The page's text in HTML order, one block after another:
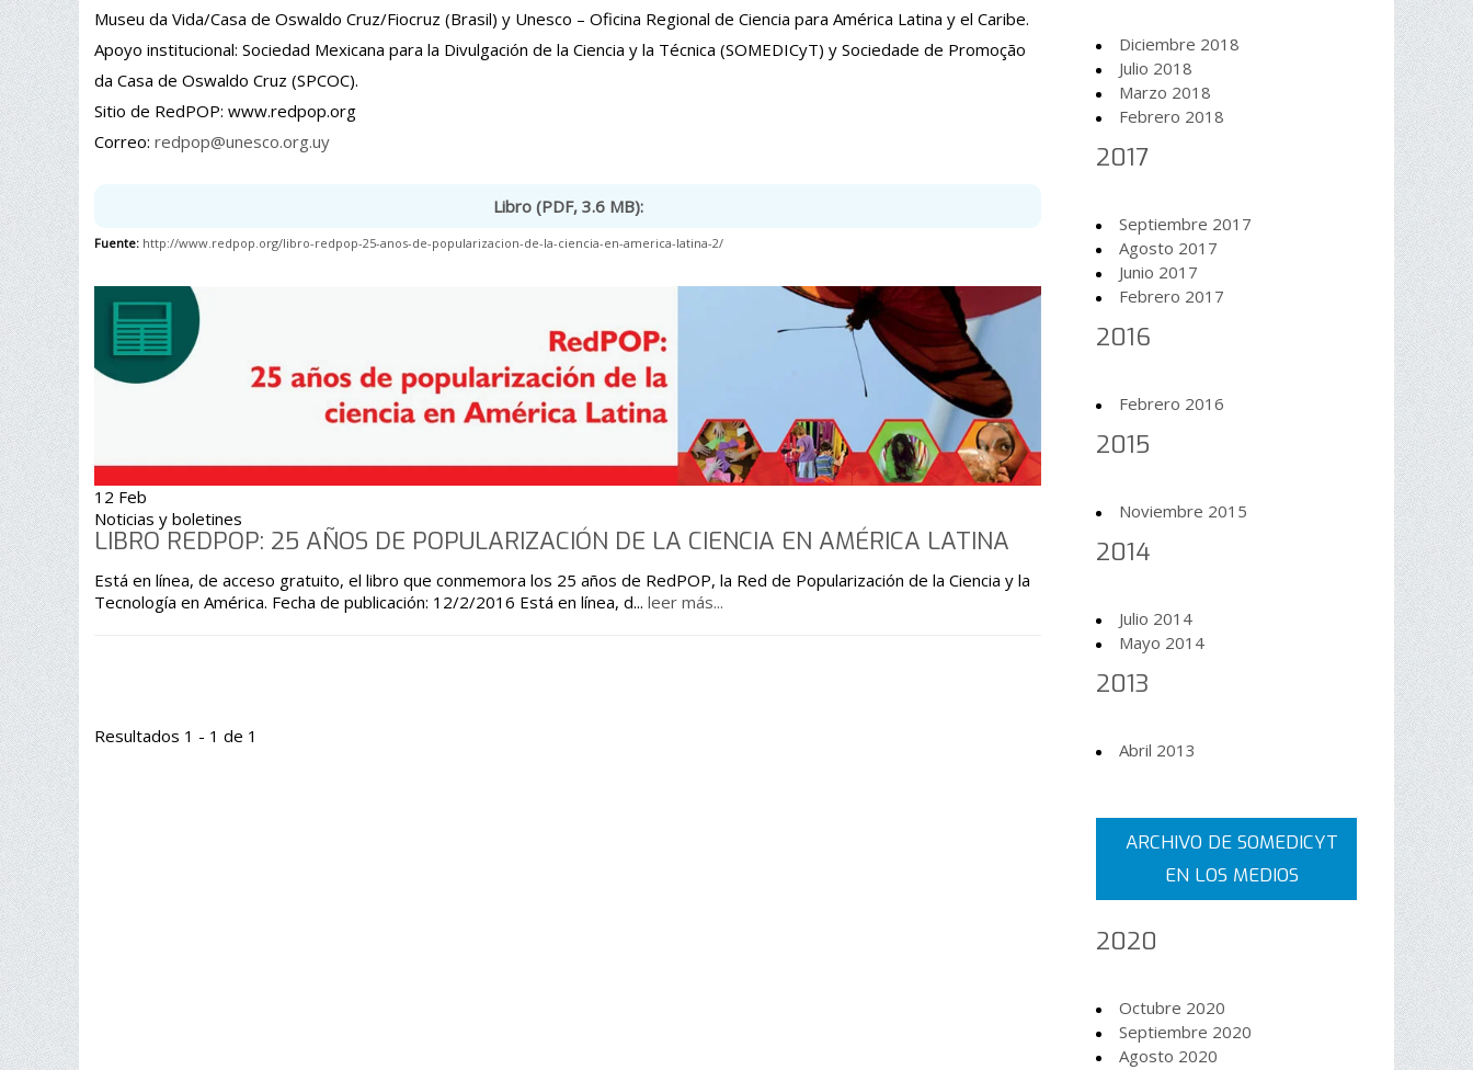
Museu da Vida/Casa de Oswaldo Cruz/Fiocruz (Brasil) y Unesco – Oficina Regional de Ciencia para América Latina y el Caribe.
Apoyo institucional: Sociedad Mexicana para la Divulgación de la Ciencia y la Técnica (SOMEDICyT) y Sociedade de Promoção
da Casa de Oswaldo Cruz (SPCOC).
Sitio de RedPOP: www.redpop.org
Correo: redpop@unesco.org.uy
Libro (PDF, 3.6 MB):
Fuente: http://www.redpop.org/libro-redpop-25-anos-de-popularizacion-de-la-ciencia-en-america-latina-2/
12 Feb
Noticias y boletines
LIBRO REDPOP: 25 AÑOS DE POPULARIZACIÓN DE LA CIENCIA EN AMÉRICA LATINA
Está en línea, de acceso gratuito, el libro que conmemora los 25 años de RedPOP, la Red de Popularización de la Ciencia y la
Tecnología en América. Fecha de publicación: 12/2/2016 Está en línea, d... leer más...
Resultados 1 - 1 de 1
Diciembre 2018
Julio 2018
Marzo 2018
Febrero 2018
2017
Septiembre 2017
Agosto 2017
Junio 2017
Febrero 2017
2016
Febrero 2016
2015
Noviembre 2015
2014
Julio 2014
Mayo 2014
2013
Abril 2013
ARCHIVO DE SOMEDICYT
EN LOS MEDIOS
2020
Octubre 2020
Septiembre 2020
Agosto 2020